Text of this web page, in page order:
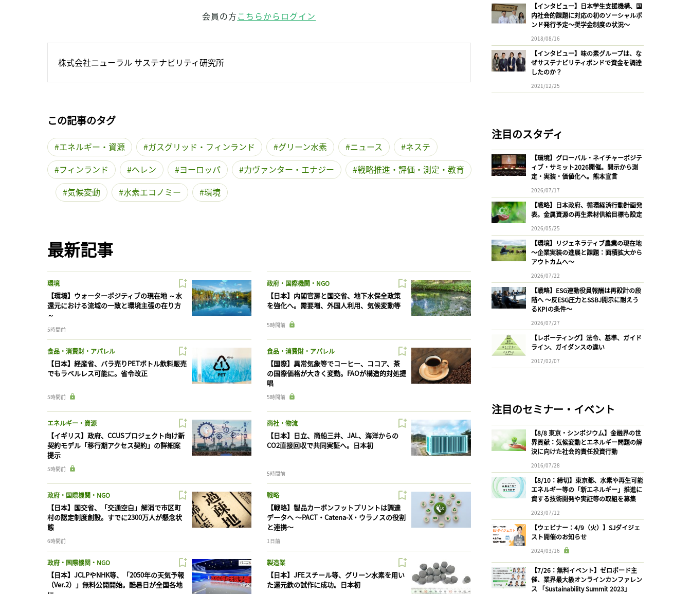
会員の方こちらからログイン
株式会社ニューラル サステナビリティ研究所
この記事のタグ
エネルギー・資源 ガスグリッド・フィンランド グリーン水素 ニュース
ネステ
フィンランド
ヘレン ヨーロッパ 力ヴァンター・エナジー
戦略推進・評価・測定・教育
気候変動
水素エコノミー 環境
最新記事
環境
【環境】ウォーターポジティブの現在地 ～水
還元における流域の一致と環境主張の在り方
～
5時間前
政府・国際機関・NGO
【日本】内閣官房と国交省、地下水保全政策
を強化へ。需要増、外国人利用、気候変動等
5時間前
食品・消費財・アパレル
【日本】経産省、バラ売りPETボトル飲料販売
でもラベルレス可能に。省令改正
5時間前
食品・消費財・アパレル
【国際】異常気象等でコーヒー、ココア、茶
の国際価格が大きく変動。FAOが構造的対処提
唱
5時間前
エネルギー・資源
【イギリス】政府、CCUSプロジェクト向け新
契約モデル「移行期アクセス契約」の詳細案
提示
5時間前
商社・物流
【日本】日立、商船三井、JAL、海洋からの
CO2直接回収で共同実証へ。日本初
5時間前
政府・国際機関・NGO
【日本】国交省、「交通空白」解消で市区町
村の認定制度創設。すでに2300万人が懸念状
態
6時間前
戦略
【戦略】製品カーボンフットプリントは調達
データへ 〜PACT・Catena-X・ウラノスの役割
と連携〜
1日前
政府・国際機関・NGO
【日本】JCLPやNHK等、「2050年の天気予報
（Ver.2）」無料公開開始。酷暑日が全国各地
製造業
【日本】JFEスチール等、グリーン水素を用い
た還元鉄の試作に成功。日本初
【インタビュー】日本学生支援機構、国
内社会的課題に対応の初のソーシャルボ
ンド発行予定〜奨学金制度の状況〜
2018/08/16
【インタビュー】味の素グループは、な
ぜサステナビリティボンドで資金を調達
したのか？
2021/12/25
注目のスタディ
【環境】グローバル・ネイチャーポジテ
ィブ・サミット2026開催。開示から測
定・実装・価値化へ。熊本宣言
2026/07/17
【戦略】日本政府、循環経済行動計画発
表。金属資源の再生素材供給目標も設定
2026/05/25
【環境】リジェネラティブ農業の現在地
〜企業実装の進展と課題：面積拡大から
アウトカムへ〜
2026/07/22
【戦略】ESG連動役員報酬は再設計の段
階へ 〜反ESG圧力とSSBJ開示に耐えう
るKPIの条件〜
2026/07/27
【レポーティング】法令、基準、ガイド
ライン、ガイダンスの違い
2017/02/07
注目のセミナー・イベント
【8/8 東京・シンポジウム】金融界の世
界貢献：気候変動とエネルギー問題の解
決に向けた社会的責任投資行動
2016/07/28
【8/10：締切】東京都、水素や再生可能
エネルギー等の「新エネルギー」推進に
資する技術開発や実証等の取組を募集
2023/07/12
【ウェビナー：4/9（火）】SJダイジェ
スト開催のお知らせ
2024/03/16
【7/26：無料イベント】ゼロボード主
催、業界最大級オンラインカンファレン
ス 「Sustainability Summit 2023」